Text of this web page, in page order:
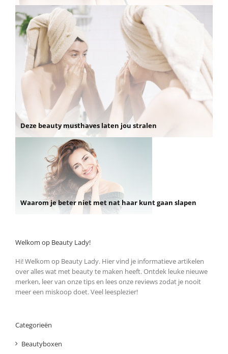
Deze beauty musthaves laten jou stralen
Waarom je beter niet met nat haar kunt gaan slapen
Welkom op Beauty Lady!
Hi! Welkom op Beauty Lady. Hier vind je informatieve artikelen
over alles wat met beauty te maken heeft. Ontdek leuke nieuwe
merken, leer van onze tips en lees onze reviews zodat je nooit
meer een miskoop doet. Veel leesplezier!
Categorieën
Beautyboxen